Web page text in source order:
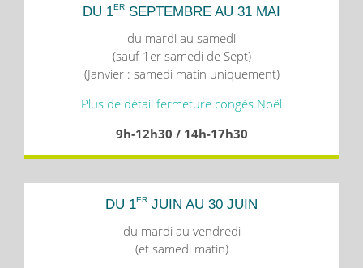
DU 1ER SEPTEMBRE AU 31 MAI
du mardi au samedi
(sauf 1er samedi de Sept)
(Janvier : samedi matin uniquement)
Plus de détail fermeture congés Noël
9h-12h30 / 14h-17h30
DU 1ER JUIN AU 30 JUIN
du mardi au vendredi
(et samedi matin)